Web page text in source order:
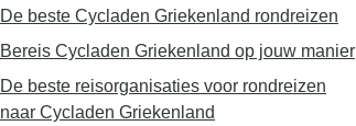
De beste Cycladen Griekenland rondreizen
Bereis Cycladen Griekenland op jouw manier
De beste reisorganisaties voor rondreizen
naar Cycladen Griekenland